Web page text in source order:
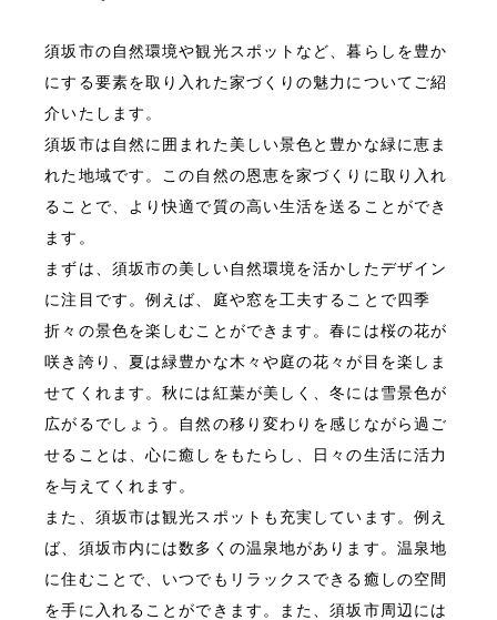
須坂市の自然環境や観光スポットなど、暮らしを豊か
にする要素を取り入れた家づくりの魅力についてご紹
介いたします。
須坂市は自然に囲まれた美しい景色と豊かな緑に恵ま
れた地域です。この自然の恩恵を家づくりに取り入れ
ることで、より快適で質の高い生活を送ることができ
ます。
まずは、須坂市の美しい自然環境を活かしたデザイン
に注目です。例えば、庭や窓を工夫することで四季
折々の景色を楽しむことができます。春には桜の花が
咲き誇り、夏は緑豊かな木々や庭の花々が目を楽しま
せてくれます。秋には紅葉が美しく、冬には雪景色が
広がるでしょう。自然の移り変わりを感じながら過ご
せることは、心に癒しをもたらし、日々の生活に活力
を与えてくれます。
また、須坂市は観光スポットも充実しています。例え
ば、須坂市内には数多くの温泉地があります。温泉地
に住むことで、いつでもリラックスできる癒しの空間
を手に入れることができます。また、須坂市周辺には